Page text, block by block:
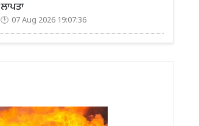
ਲਾਪਤਾ
07 Aug 2026 19:07:36